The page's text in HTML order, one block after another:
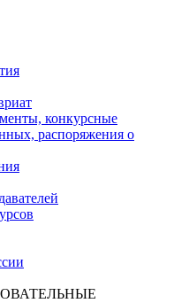
конкурсные
распоряжения о